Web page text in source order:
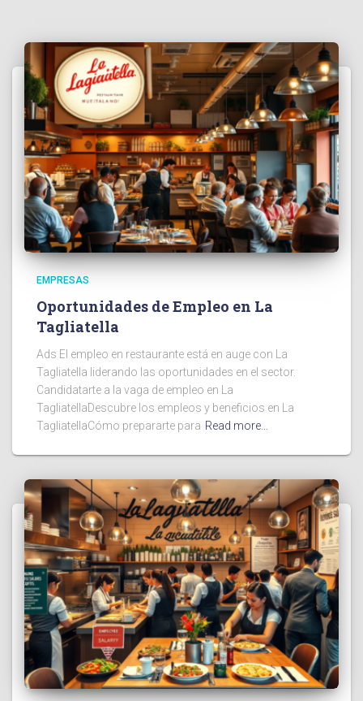
EMPRESAS
Oportunidades de Empleo en La
Tagliatella
Ads El empleo en restaurante está en auge con La
Tagliatella liderando las oportunidades en el sector.
Candidatarte a la vaga de empleo en La
TagliatellaDescubre los empleos y beneficios en La
TagliatellaCómo prepararte para Read more…